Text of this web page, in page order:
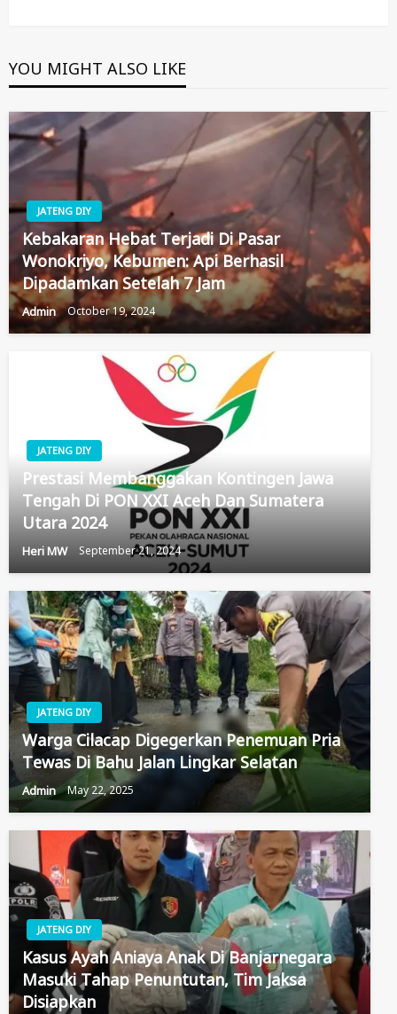
YOU MIGHT ALSO LIKE
JATENG DIY
Kebakaran Hebat Terjadi Di Pasar
Wonokriyo, Kebumen: Api Berhasil
Dipadamkan Setelah 7 Jam
Admin October 19, 2024
JATENG DIY
Prestasi Membanggakan Kontingen Jawa
Tengah Di PON XXI Aceh Dan Sumatera
Utara 2024
Heri MW September 21, 2024
JATENG DIY
Warga Cilacap Digegerkan Penemuan Pria
Tewas Di Bahu Jalan Lingkar Selatan
Admin May 22, 2025
JATENG DIY
Kasus Ayah Aniaya Anak Di Banjarnegara
Masuki Tahap Penuntutan, Tim Jaksa
Disiapkan